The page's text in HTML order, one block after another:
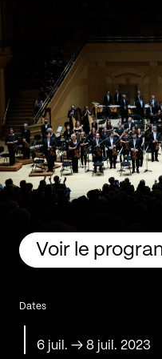
Dates
6 juil. →8 juil. 2023
Voir le